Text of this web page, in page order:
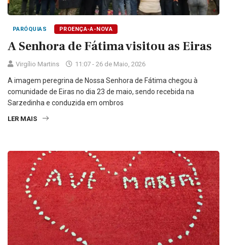
PARÓQUIAS PROENÇA-A-NOVA
A Senhora de Fátima visitou as Eiras
Virgílio Martins 11:07 - 26 de Maio, 2026
A imagem peregrina de Nossa Senhora de Fátima chegou à
comunidade de Eiras no dia 23 de maio, sendo recebida na
Sarzedinha e conduzida em ombros
LER MAIS